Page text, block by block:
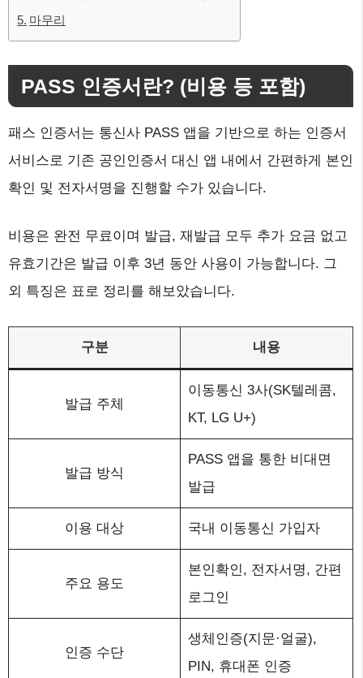
마무리
PASS 인증서란? (비용 등 포함)
패스 인증서는 통신사 PASS 앱을 기반으로 하는 인증서
서비스로 기존 공인인증서 대신 앱 내에서 간편하게 본인
확인 및 전자서명을 진행할 수가 있습니다.
비용은 완전 무료이며 발급, 재발급 모두 추가 요금 없고
유효기간은 발급 이후 3년 동안 사용이 가능합니다. 그
외 특징은 표로 정리를 해보았습니다.
구분 내용
발급 주체
이동통신 3사(SK텔레콤,
KT, LG U+)
발급 방식
PASS 앱을 통한 비대면
발급
이용 대상 국내 이동통신 가입자
주요 용도
본인확인, 전자서명, 간편
로그인
인증 수단
생체인증(지문·얼굴),
PIN, 휴대폰 인증